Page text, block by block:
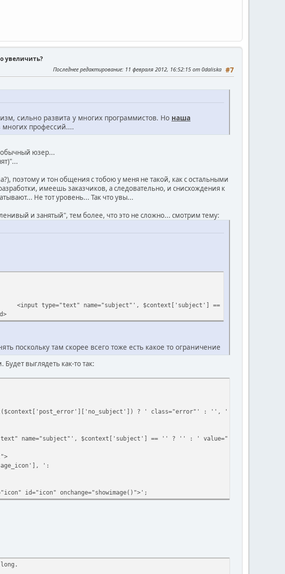
увеличить?
#7
Последнее редактирование: 11 февраля 2012, 16:52:15 от 0daliska
сильно развита у многих программистов. Но наша
профессий....
обычный юзер...
поэтому и тон общения с тобою у меня не такой, как с остальными
имеешь заказчиков, а следовательно, и снисхождения к
Не тот уровень... Так что увы...
и занятый", тем более, что это не сложно... смотрим тему:
<input type="text" name="subject"', $context['subject'] == '' ? '' : '
поскольку там скорее всего тоже есть какое то ограничение
выглядеть как-то так:
? ' class="error"' : '', '
name="subject"', $context['subject'] == '' ? '' : ' value="' .
':
id="icon" onchange="showimage()">';